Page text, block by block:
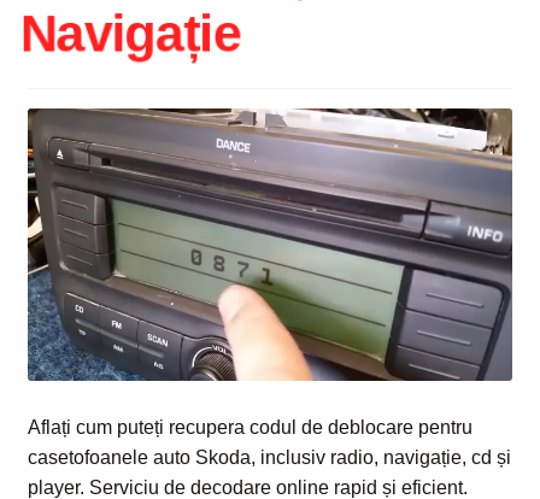
Intrebari si raspunsuri
Plată
Politica de utilizare cookie
Privacy Policy
Navigație
Aflați cum puteți recupera codul de deblocare pentru
casetofoanele auto Skoda, inclusiv radio, navigație, cd și
player. Serviciu de decodare online rapid și eficient.